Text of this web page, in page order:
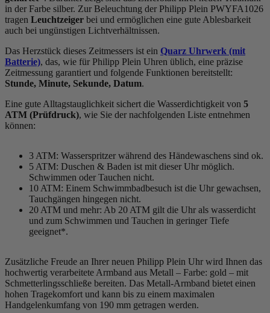
in der Farbe silber. Zur Beleuchtung der Philipp Plein PWYFA1026
tragen Leuchtzeiger bei und ermöglichen eine gute Ablesbarkeit
auch bei ungünstigen Lichtverhältnissen.
Das Herzstück dieses Zeitmessers ist ein Quarz Uhrwerk (mit
Batterie), das, wie für Philipp Plein Uhren üblich, eine präzise
Zeitmessung garantiert und folgende Funktionen bereitstellt:
Stunde, Minute, Sekunde, Datum.
Eine gute Alltagstauglichkeit sichert die Wasserdichtigkeit von 5
ATM (Prüfdruck), wie Sie der nachfolgenden Liste entnehmen
können:
3 ATM: Wasserspritzer während des Händewaschens sind ok.
5 ATM: Duschen & Baden ist mit dieser Uhr möglich.
Schwimmen oder Tauchen nicht.
10 ATM: Einem Schwimmbadbesuch ist die Uhr gewachsen,
Tauchgängen hingegen nicht.
20 ATM und mehr: Ab 20 ATM gilt die Uhr als wasserdicht
und zum Schwimmen und Tauchen in geringer Tiefe
geeignet*.
Zusätzliche Freude an Ihrer neuen Philipp Plein Uhr wird Ihnen das
hochwertig verarbeitete Armband aus Metall – Farbe: gold – mit
Schmetterlingsschließe bereiten. Das Metall-Armband bietet einen
hohen Tragekomfort und kann bis zu einem maximalen
Handgelenkumfang von 190 mm getragen werden.